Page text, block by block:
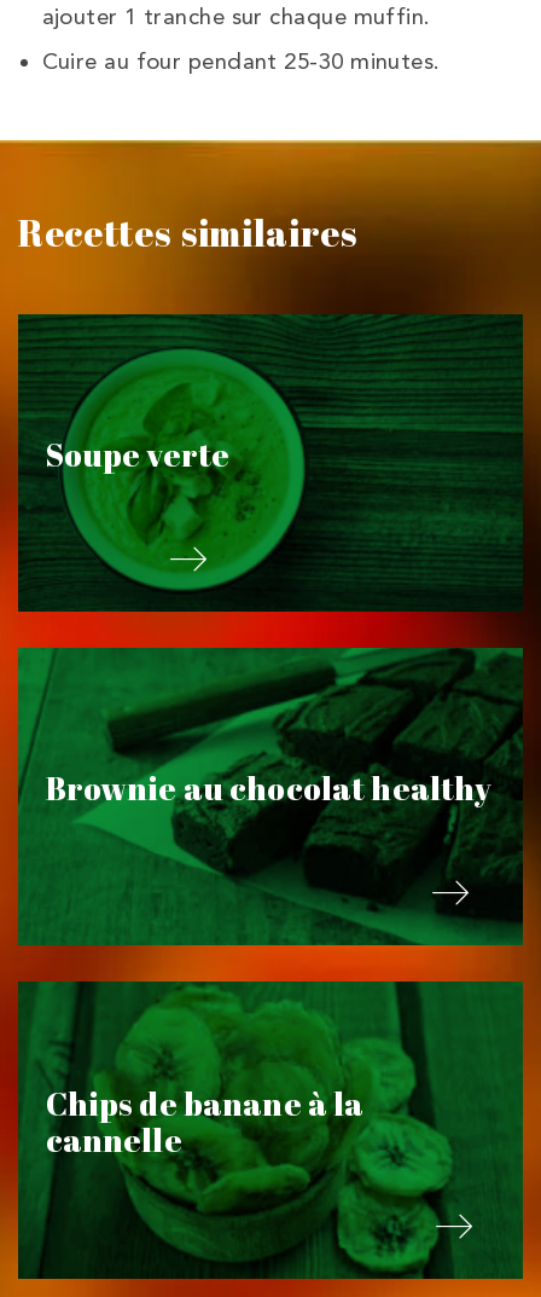
ajouter 1 tranche sur chaque muffin.
Cuire au four pendant 25-30 minutes.
Recettes similaires
Soupe verte
Brownie au chocolat healthy
Chips de banane à la
cannelle